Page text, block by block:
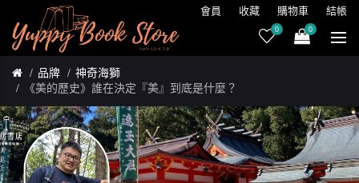
會員 收藏 購物車 結帳
0 0
品牌
神奇海獅
《美的歷史》誰在決定『美』到底是什麼？